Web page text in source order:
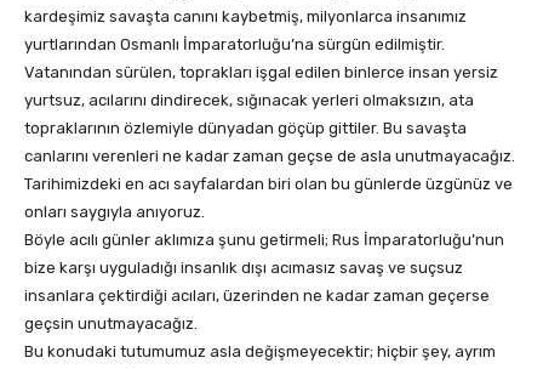
kardeşimiz savaşta canını kaybetmiş, milyonlarca insanımız
yurtlarından Osmanlı İmparatorluğu’na sürgün edilmiştir.
Vatanından sürülen, toprakları işgal edilen binlerce insan yersiz
yurtsuz, acılarını dindirecek, sığınacak yerleri olmaksızın, ata
topraklarının özlemiyle dünyadan göçüp gittiler. Bu savaşta
canlarını verenleri ne kadar zaman geçse de asla unutmayacağız.
Tarihimizdeki en acı sayfalardan biri olan bu günlerde üzgünüz ve
onları saygıyla anıyoruz.
Böyle acılı günler aklımıza şunu getirmeli; Rus İmparatorluğu’nun
bize karşı uyguladığı insanlık dışı acımasız savaş ve suçsuz
insanlara çektirdiği acıları, üzerinden ne kadar zaman geçerse
geçsin unutmayacağız.
Bu konudaki tutumumuz asla değişmeyecektir; hiçbir şey, ayrım